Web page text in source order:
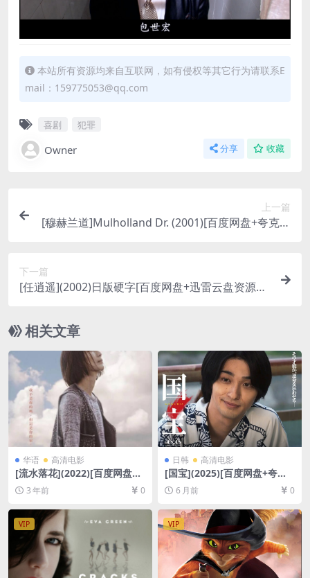
本站所有资源均来自互联网，如有侵权等其它行为请联系E
mail：159775053@qq.com
喜剧 犯罪
Owner 分享 收藏
上一篇
[穆赫兰道]Mulholland Dr. (2001)[百度网盘+夸克网
下一篇
[任逍遥](2002)日版硬字[百度网盘+迅雷云盘资源D
相关文章
华语 高清电影
[流水落花](2022)[百度网盘
+迅雷云盘资源1080P超清未
删减][MP4/5GB][原声粤语中
字]
3 年前 0
日韩 高清电影
[国宝](2025)[百度网盘+夸克
网盘1080P超清未删减资源]
[网盘在线播放/下载][MKV/6G
B][中文字幕]
6 月前 0
VIP VIP